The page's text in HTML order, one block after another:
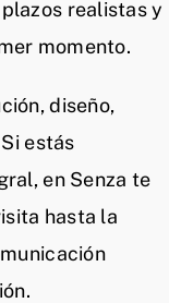
realistas y
momento.
diseño,
estás
en Senza te
hasta la